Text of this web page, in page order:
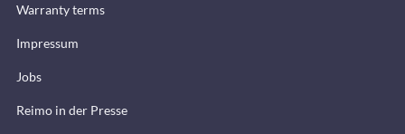
Warranty terms
Impressum
Jobs
Reimo in der Presse